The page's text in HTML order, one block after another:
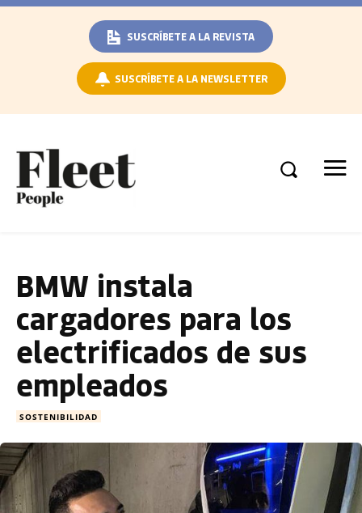
SUSCRÍBETE A LA REVISTA
SUSCRÍBETE A LA NEWSLETTER
BMW instala
cargadores para los
electrificados de sus
empleados
SOSTENIBILIDAD